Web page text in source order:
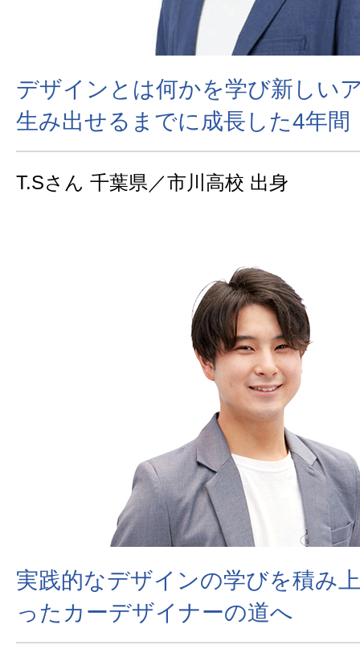
デザインとは何かを学び新しい
生み出せるまでに成長した4年間
T.Sさん 千葉県／市川高校 出身
実践的なデザインの学びを積み
ったカーデザイナーの道へ